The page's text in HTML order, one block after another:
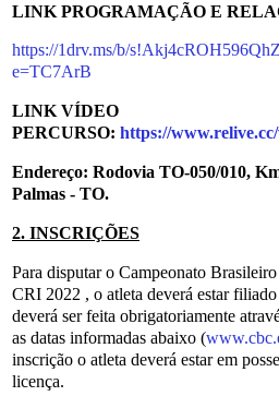
LINK PROGRAMAÇÃO E
https://1drv.ms/b/
e=TC7ArB
LINK VÍDEO
PERCURSO: https://
Endereço: Rodovia TO-050/010,
Palmas - TO.
2. INSCRIÇÕES
Para disputar o Campeonato
CRI 2022 , o atleta deverá estar
deverá ser feita obrigatoriamente
as datas informadas abaixo (
inscrição o atleta deverá estar em
licença.